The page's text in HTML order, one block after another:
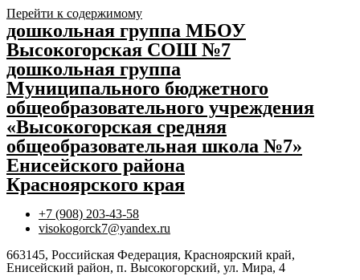
Перейти к содержимому
дошкольная группа МБОУ
Высокогорская СОШ №7
дошкольная группа
Муниципального бюджетного
общеобразовательного учреждения
«Высокогорская средняя
общеобразовательная школа №7»
Енисейского района
Красноярского края
+7 (908) 203-43-58
visokogorck7@yandex.ru
663145, Российская Федерация, Красноярский край,
Енисейский район, п. Высокогорский, ул. Мира, 4